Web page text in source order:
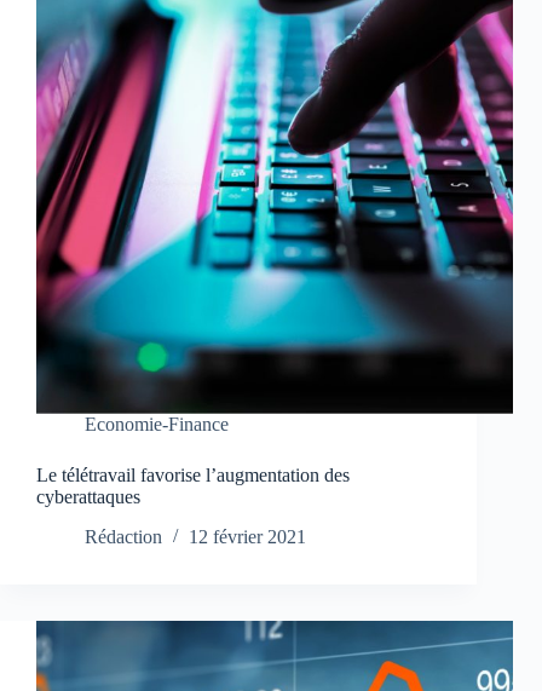
Economie-Finance
Le télétravail favorise l’augmentation des
cyberattaques
Rédaction
12 février 2021